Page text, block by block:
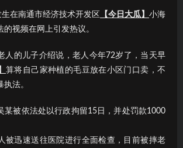
在南通市经济技术开发区 【今日大瓜】 小海
视频在网上引发热议。
人的儿子介绍说，老人今年72岁了，当天早
算将自己家种植的毛豆放在小区门口卖，不
法。
某被依法处以行政拘留15日，并处罚款1000
被迅速送往医院进行全面检查，目前被摔老